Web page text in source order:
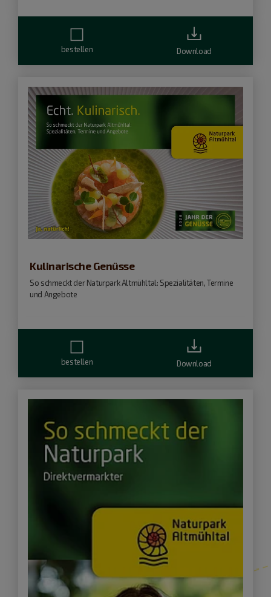
bestellen Download
Kulinarische Genüsse
So schmeckt der Naturpark Altmühltal: Spezialitäten, Termine
und Angebote
bestellen Download